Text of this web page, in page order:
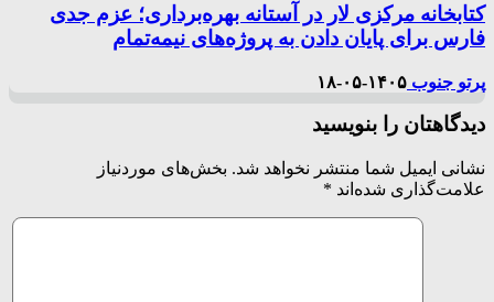
کتابخانه مرکزی لار در آستانه بهره‌برداری؛ عزم جدی
فارس برای پایان دادن به پروژه‌های نیمه‌تمام
پرتو جنوب ۱۴۰۵-۰۵-۱۸
دیدگاهتان را بنویسید
نشانی ایمیل شما منتشر نخواهد شد. بخش‌های موردنیاز
علامت‌گذاری شده‌اند *